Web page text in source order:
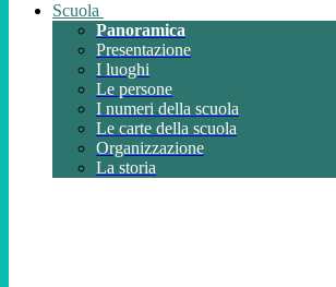
Scuola
Panoramica
Presentazione
I luoghi
Le persone
I numeri della scuola
Le carte della scuola
Organizzazione
La storia